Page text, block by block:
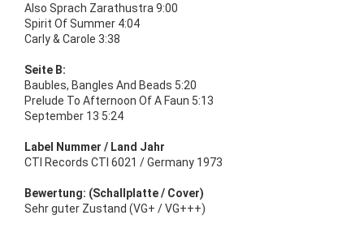
Also Sprach Zarathustra 9:00
Spirit Of Summer 4:04
Carly & Carole 3:38
Seite B:
Baubles, Bangles And Beads 5:20
Prelude To Afternoon Of A Faun 5:13
September 13 5:24
Label Nummer / Land Jahr
CTI Records CTI 6021 / Germany 1973
Bewertung: (Schallplatte / Cover)
Sehr guter Zustand (VG+ / VG+++)